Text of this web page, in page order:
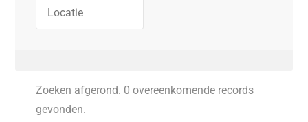
Zoeken afgerond. 0 overeenkomende records
gevonden.